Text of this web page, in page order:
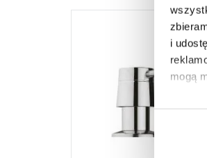
i
mogą
Aby